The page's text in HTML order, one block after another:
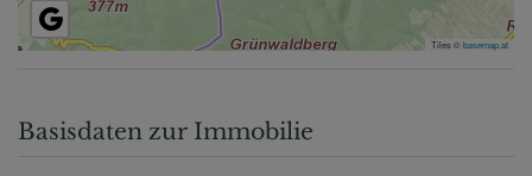
Tiles ©basemap.at
Basisdaten zur Immobilie